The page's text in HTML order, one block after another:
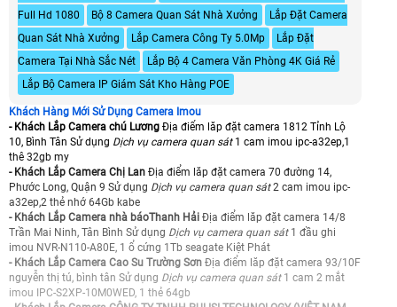
Full Hd 1080
Bộ 8 Camera Quan Sát Nhà Xưởng
Lắp Đặt Camera
Quan Sát Nhà Xưởng
Lắp Camera Công Ty 5.0Mp
Lắp Đặt
Camera Tại Nhà Sắc Nét
Lắp Bộ 4 Camera Văn Phòng 4K Giá Rẻ
Lắp Bộ Camera IP Giám Sát Kho Hàng POE
Khách Hàng Mới Sử Dụng Camera Imou
- Khách Lắp Camera chú Lương Địa điểm lăp đặt camera 1812 Tỉnh Lộ
10, Bình Tân Sử dụng Dịch vụ camera quan sát 1 cam imou ipc-a32ep,1
thê 32gb my
- Khách Lắp Camera Chị Lan Địa điểm lăp đặt camera 70 đường 14,
Phước Long, Quận 9 Sử dụng Dịch vụ camera quan sát2 cam imou ipc-
a32ep,2 thẻ nhớ 64Gb kabe
- Khách Lắp Camera nhà báoThanh Hải Địa điểm lăp đặt camera 14/8
Trần Mai Ninh, Tân Bình Sử dụng Dịch vụ camera quan sát 1 đầu ghi
imou NVR-N110-A80E, 1 ổ cứng 1Tb seagate Kiệt Phát
- Khách Lắp Camera Cao Su Trường Sơn Địa điểm lăp đặt camera 93/10F
nguyễn thị tú, bình tân Sử dụng Dịch vụ camera quan sát 1 cam 2 mắt
imou IPC-S2XP-10M0WED, 1 thẻ 64gb